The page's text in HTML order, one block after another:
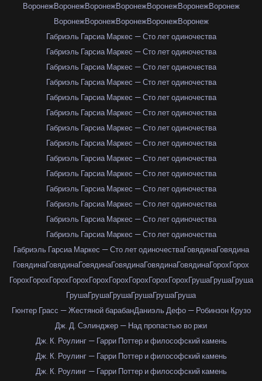
ВоронежВоронежВоронежВоронежВоронежВоронежВоронеж
ВоронежВоронежВоронежВоронежВоронеж
Габриэль Гарсиа Маркес — Сто лет одиночества
Габриэль Гарсиа Маркес — Сто лет одиночества
Габриэль Гарсиа Маркес — Сто лет одиночества
Габриэль Гарсиа Маркес — Сто лет одиночества
Габриэль Гарсиа Маркес — Сто лет одиночества
Габриэль Гарсиа Маркес — Сто лет одиночества
Габриэль Гарсиа Маркес — Сто лет одиночества
Габриэль Гарсиа Маркес — Сто лет одиночества
Габриэль Гарсиа Маркес — Сто лет одиночества
Габриэль Гарсиа Маркес — Сто лет одиночества
Габриэль Гарсиа Маркес — Сто лет одиночества
Габриэль Гарсиа Маркес — Сто лет одиночества
Габриэль Гарсиа Маркес — Сто лет одиночества
Габриэль Гарсиа Маркес — Сто лет одиночества
Габриэль Гарсиа Маркес — Сто лет одиночестваГовядинаГовядина
ГовядинаГовядинаГовядинаГовядинаГовядинаГовядинаГорохГорох
ГорохГорохГорохГорохГорохГорохГорохГорохГорохГрушаГрушаГруша
ГрушаГрушаГрушаГрушаГрушаГруша
Гюнтер Грасс — Жестяной барабанДаниэль Дефо — Робинзон Крузо
Дж. Д. Сэлинджер — Над пропастью во ржи
Дж. К. Роулинг — Гарри Поттер и философский камень
Дж. К. Роулинг — Гарри Поттер и философский камень
Дж. К. Роулинг — Гарри Поттер и философский камень